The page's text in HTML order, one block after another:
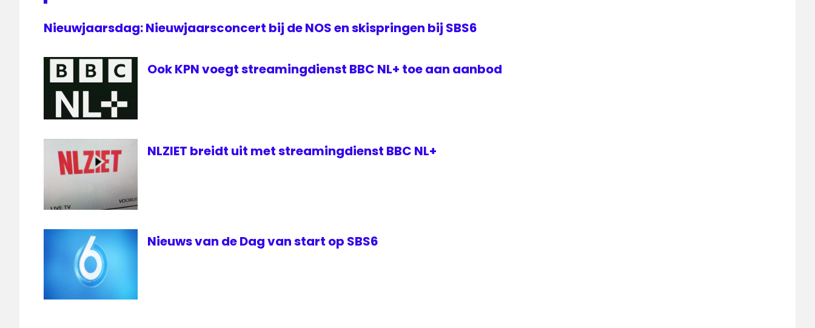
Nieuwjaarsdag: Nieuwjaarsconcert bij de NOS en skispringen bij SBS6
Ook KPN voegt streamingdienst BBC NL+ toe aan aanbod
NLZIET breidt uit met streamingdienst BBC NL+
Nieuws van de Dag van start op SBS6